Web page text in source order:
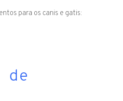
para os canis e gatis:
de